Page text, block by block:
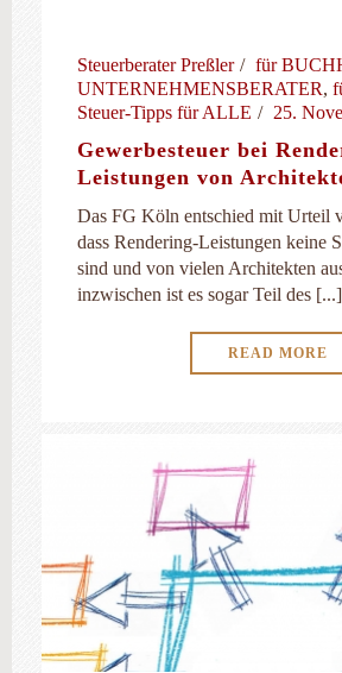
Steuerberater Preßler
für
UNTERNEHMENSBERATER,
Steuer-Tipps für ALLE
25.
Gewerbesteuer bei
Leistungen von
Das FG Köln entschied mit Urteil
dass Rendering-Leistungen keine
sind und von vielen Architekten
inzwischen ist es sogar Teil des [...]
READ MORE